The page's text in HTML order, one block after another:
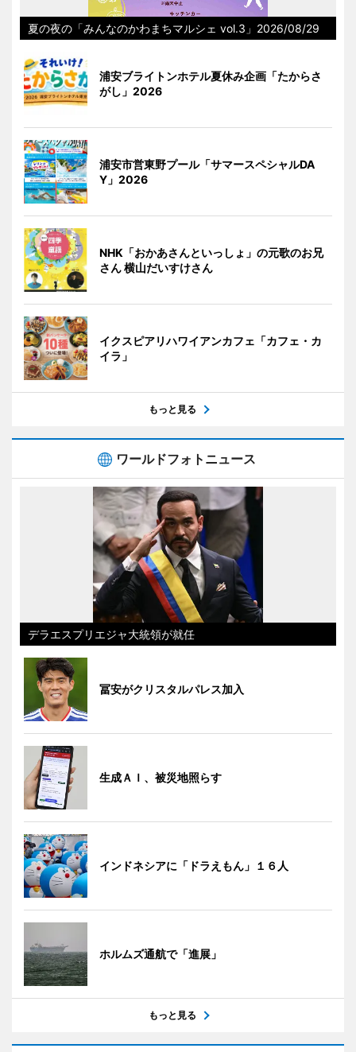
夏の夜の「みんなのかわまちマルシェ vol.3」2026/08/29
浦安ブライトンホテル夏休み企画「たからさ
がし」2026
浦安市営東野プール「サマースペシャルDA
Y」2026
NHK「おかあさんといっしょ」の元歌のお兄
さん 横山だいすけさん
イクスピアリハワイアンカフェ「カフェ・カ
イラ」
もっと見る
ワールドフォトニュース
デラエスプリエジャ大統領が就任
冨安がクリスタルパレス加入
生成ＡＩ、被災地照らす
インドネシアに「ドラえもん」１６人
ホルムズ通航で「進展」
もっと見る